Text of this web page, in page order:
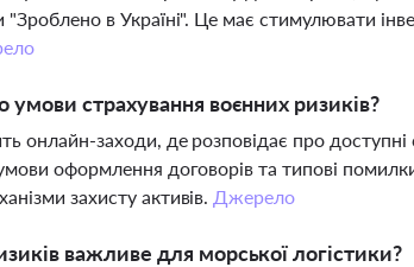
в Україні". Це має стимулювати
умови страхування воєнних ризиків?
онлайн-заходи, де розповідає про
оформлення договорів та типові
захисту активів. Джерело
важливе для морської логістики?